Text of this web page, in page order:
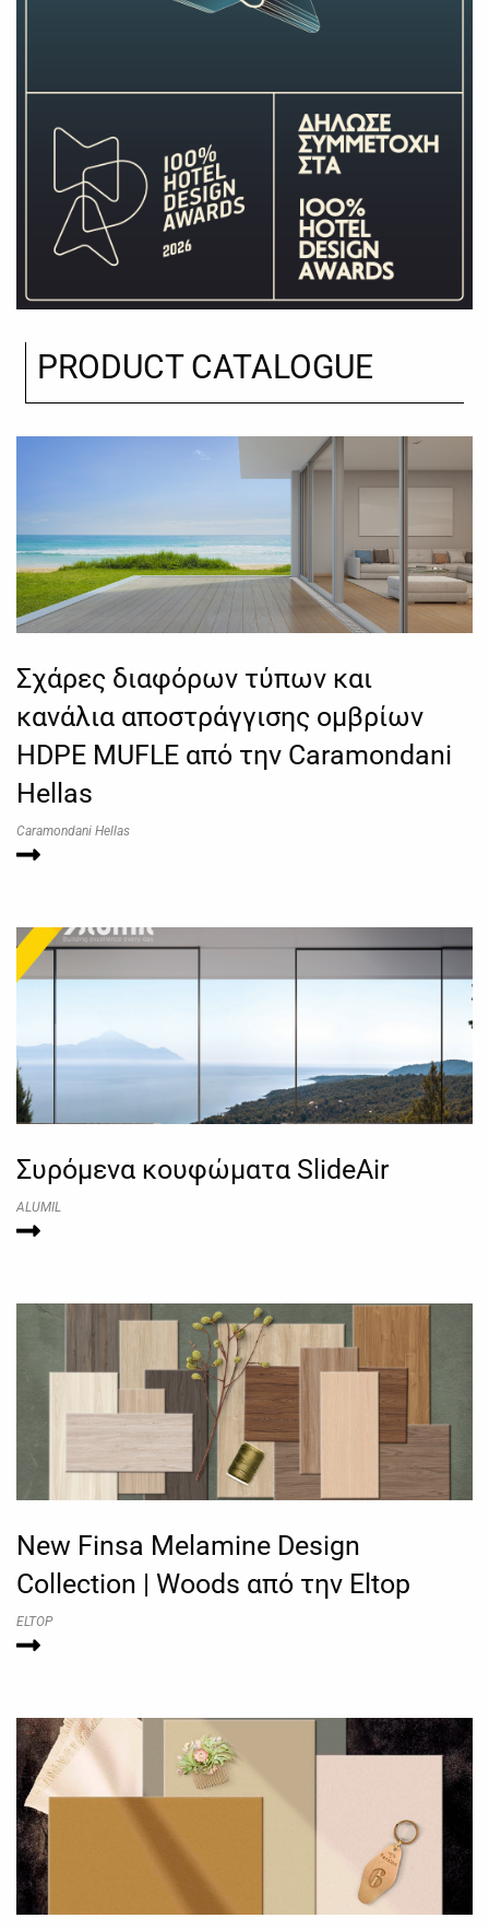
PRODUCT CATALOGUE
Σχάρες διαφόρων τύπων και
κανάλια αποστράγγισης ομβρίων
HDPE MUFLE από την Caramondani
Hellas
Caramondani Hellas
Συρόμενα κουφώματα SlideAir
ALUMIL
New Finsa Melamine Design
Collection | Woods από την Eltop
ELTOP